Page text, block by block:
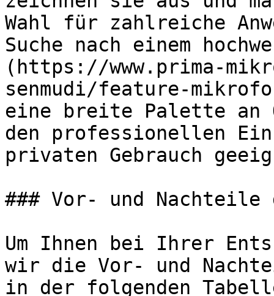
Wahl für zahlreiche
Suche nach einem
(https://www.prima-
senmudi/feature-
eine breite Palette an
den professionellen
privaten Gebrauch
### Vor- und Nachteile
Um Ihnen bei Ihrer
wir die Vor- und
in der folgenden